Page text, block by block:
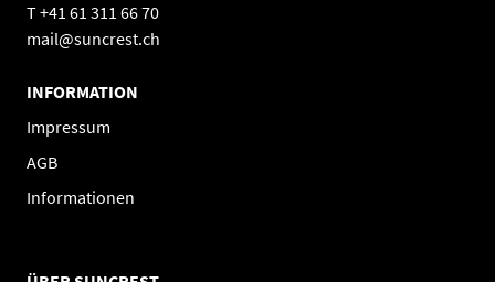
T +41 61 311 66 70
mail@suncrest.ch
INFORMATION
Impressum
AGB
Informationen